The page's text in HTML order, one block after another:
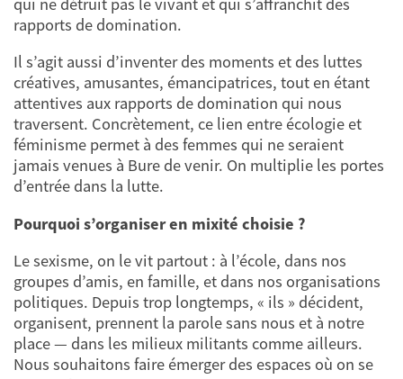
rapports de domination.
Il s’agit aussi d’inventer des moments et des luttes
créatives, amusantes, émancipatrices, tout en étant
attentives aux rapports de domination qui nous
traversent. Concrètement, ce lien entre écologie et
féminisme permet à des femmes qui ne seraient
jamais venues à Bure de venir. On multiplie les portes
d’entrée dans la lutte.
Pourquoi s’organiser en mixité choisie ?
Le sexisme, on le vit partout : à l’école, dans nos
groupes d’amis, en famille, et dans nos organisations
politiques. Depuis trop longtemps, « ils » décident,
organisent, prennent la parole sans nous et à notre
place — dans les milieux militants comme ailleurs.
Nous souhaitons faire émerger des espaces où on se